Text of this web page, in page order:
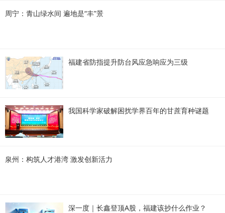
周宁：青山绿水间 遍地是“丰”景
福建省防指提升防台风应急响应为三级
我国科学家破解困扰学界百年的甘蔗育种谜题
泉州：构筑人才港湾 激发创新活力
深一度｜长鑫登顶A股，福建该抄什么作业？